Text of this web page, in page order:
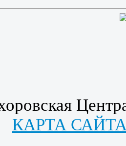
КАРТА